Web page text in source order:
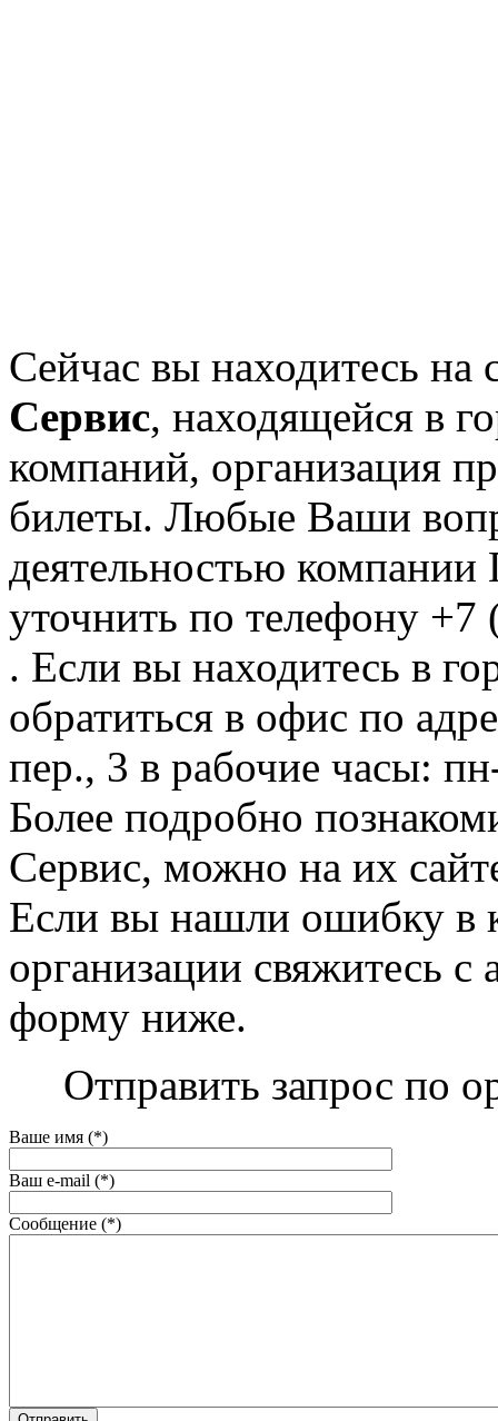
Сейчас вы находитесь на
Сервис, находящейся в
компаний, организация
билеты. Любые Ваши
деятельностью
уточнить по телефону
. Если вы находитесь в
обратиться в офис по
пер., 3 в рабочие часы:
Более подробно
Сервис, можно на их
Если вы нашли ошибку в
организации свяжитесь
форму ниже.
Отправить запрос по
Ваше имя (*)
Ваш e-mail (*)
Сообщение (*)